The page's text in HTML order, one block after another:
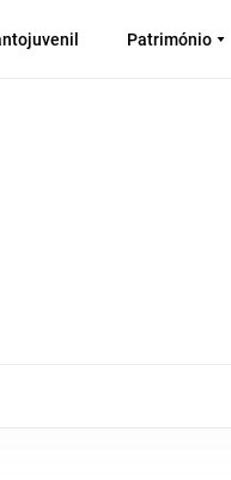
Património